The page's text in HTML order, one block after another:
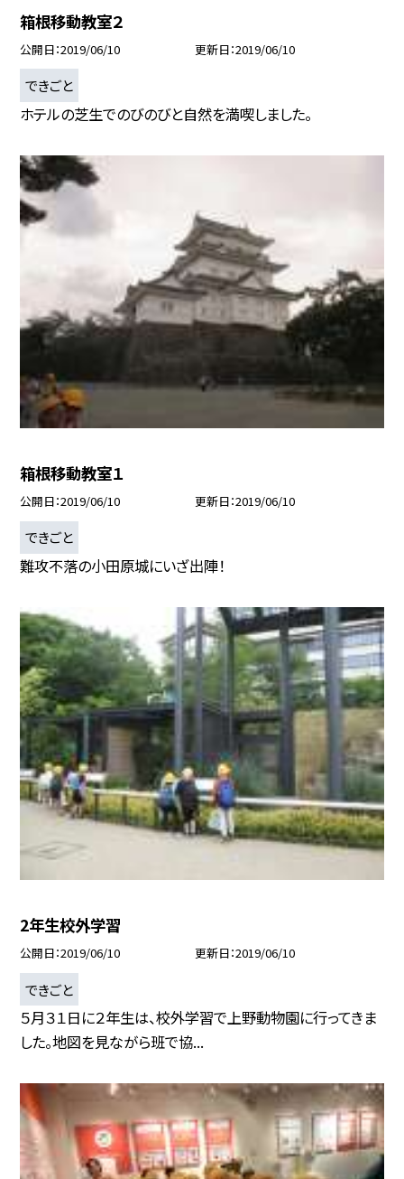
箱根移動教室２
公開日 2019/06/10 更新日 2019/06/10
できごと
ホテルの芝生でのびのびと自然を満喫しました。
箱根移動教室１
公開日 2019/06/10 更新日 2019/06/10
できごと
難攻不落の小田原城にいざ出陣！
2年生校外学習
公開日 2019/06/10 更新日 2019/06/10
できごと
５月３１日に２年生は、校外学習で上野動物園に行ってきま
した。地図を見ながら班で協...